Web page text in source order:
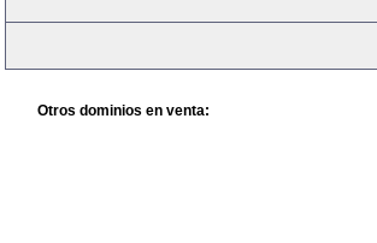
Otros dominios en venta: